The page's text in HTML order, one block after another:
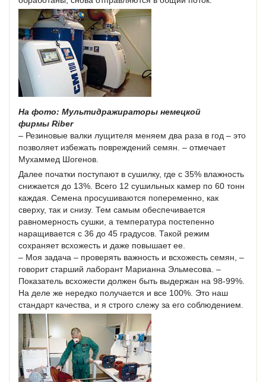
На фото: Мультидражираторы немецкой
фирмы Riber
– Резиновые валки лущителя меняем два раза в год – это
позволяет избежать повреждений семян. – отмечает
Мухаммед Шогенов.
Далее початки поступают в сушилку, где с 35% влажность
снижается до 13%. Всего 12 сушильных камер по 60 тонн
каждая. Семена просушиваются попеременно, как
сверху, так и снизу. Тем самым обеспечивается
равномерность сушки, а температура постепенно
наращивается с 36 до 45 градусов. Такой режим
сохраняет всхожесть и даже повышает ее.
– Моя задача – проверять важность и всхожесть семян, –
говорит старший лаборант Марианна Эльмесова. –
Показатель всхожести должен быть выдержан на 98-99%.
На деле же нередко получается и все 100%. Это наш
стандарт качества, и я строго слежу за его соблюдением.